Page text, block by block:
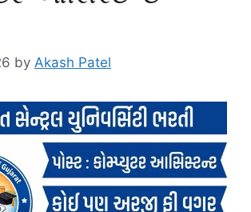
by Akash Patel